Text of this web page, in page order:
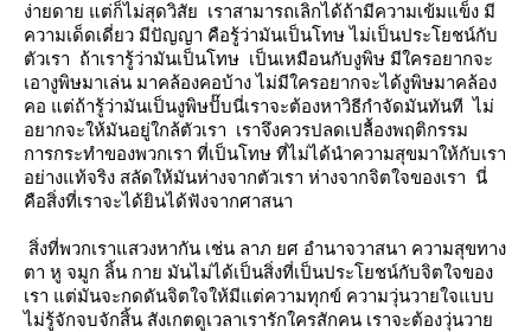
ง่ายดาย แต่ก็ไม่สุดวิสัย เราสามารถเลิกได้ถ้ามีความเข้มแข็ง มี
ความเด็ดเดี่ยว มีปัญญา คือรู้ว่ามันเป็นโทษ ไม่เป็นประโยชน์กับ
ตัวเรา ถ้าเรารู้ว่ามันเป็นโทษ เป็นเหมือนกับงูพิษ มีใครอยากจะ
เอางูพิษมาเล่น มาคล้องคอบ้าง ไม่มีใครอยากจะได้งูพิษมาคล้อง
คอ แต่ถ้ารู้ว่ามันเป็นงูพิษปั๊บนี่เราจะต้องหาวิธีกำจัดมันทันที ไม่
อยากจะให้มันอยู่ใกล้ตัวเรา เราจึงควรปลดเปลื้องพฤติกรรม
การกระทำของพวกเรา ที่เป็นโทษ ที่ไม่ได้นำความสุขมาให้กับเรา
อย่างแท้จริง สลัดให้มันห่างจากตัวเรา ห่างจากจิตใจของเรา นี่
คือสิ่งที่เราจะได้ยินได้ฟังจากศาสนา
สิ่งที่พวกเราแสวงหากัน เช่น ลาภ ยศ อำนาจวาสนา ความสุขทาง
ตา หู จมูก ลิ้น กาย มันไม่ได้เป็นสิ่งที่เป็นประโยชน์กับจิตใจของ
เรา แต่มันจะกดดันจิตใจให้มีแต่ความทุกข์ ความวุ่นวายใจแบบ
ไม่รู้จักจบจักสิ้น สังเกตดูเวลาเรารักใครสักคน เราจะต้องวุ่นวา